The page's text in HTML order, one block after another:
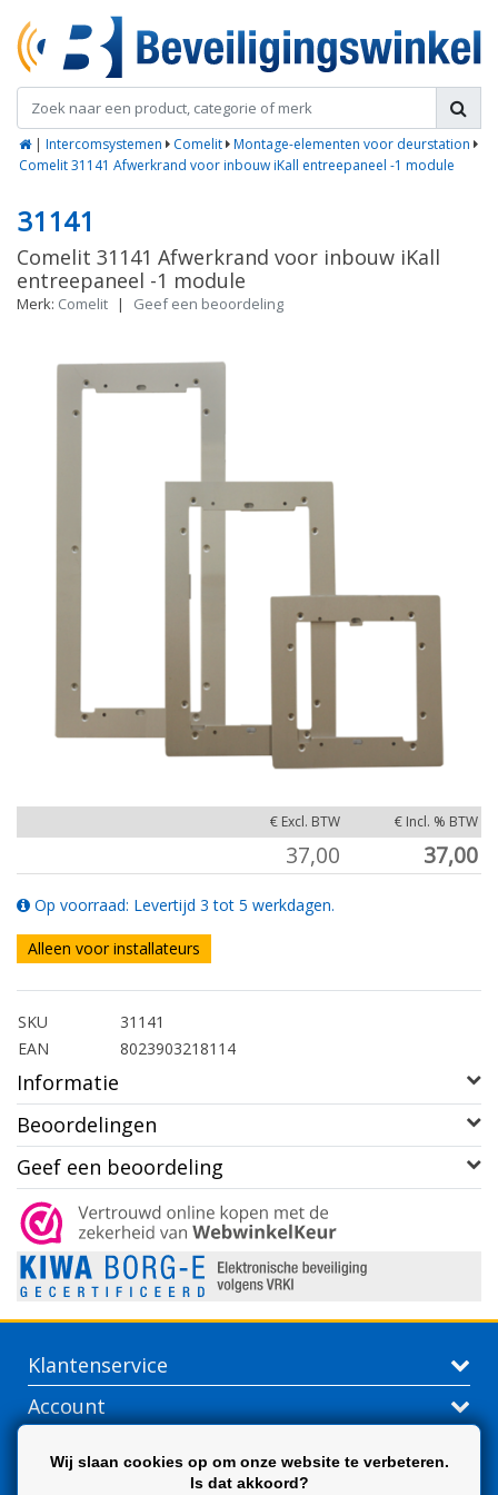
| Intercomsystemen Comelit Montage-elementen voor deurstation
Comelit 31141 Afwerkrand voor inbouw iKall entreepaneel -1 module
31141
Comelit 31141 Afwerkrand voor inbouw iKall
entreepaneel -1 module
Merk: Comelit | Geef een beoordeling
€ Excl. BTW € Incl. % BTW
37,00 37,00
Op voorraad: Levertijd 3 tot 5 werkdagen.
Alleen voor installateurs
SKU
31141
EAN
8023903218114
Informatie
Beoordelingen
Geef een beoordeling
Klantenservice
Account
Wij slaan cookies op om onze website te verbeteren.
Is dat akkoord?